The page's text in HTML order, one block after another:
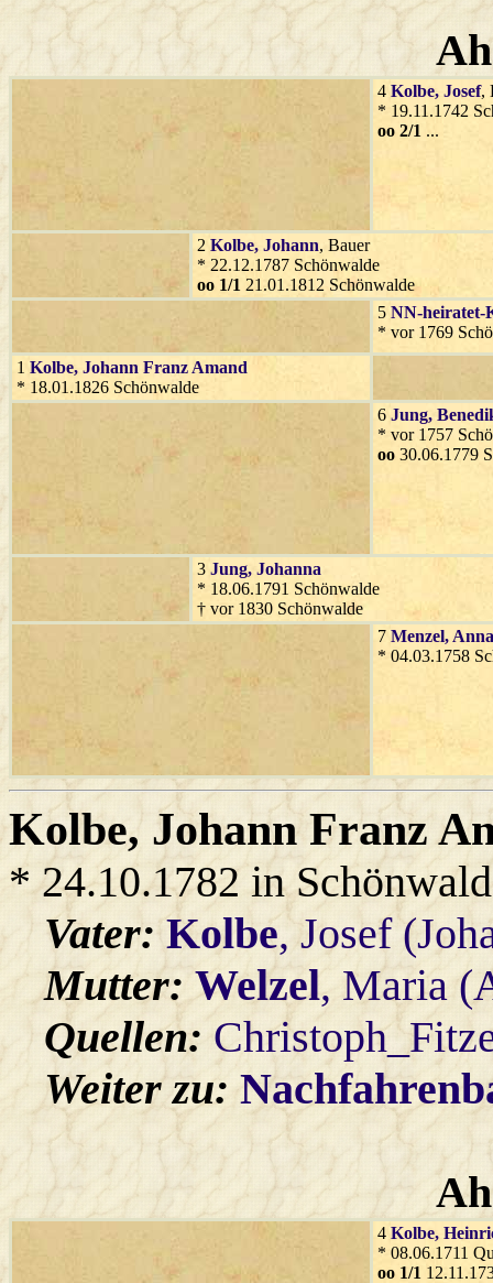
4 Kolbe, Josef,
* 19.11.1742
oo 2/1 ...
2 Kolbe, Johann, Bauer
* 22.12.1787 Schönwalde
oo 1/1 21.01.1812 Schönwalde
5 NN-heiratet-
* vor 1769
1 Kolbe, Johann Franz Amand
* 18.01.1826 Schönwalde
6 Jung,
* vor 1757
oo 30.06.1779
3 Jung, Johanna
* 18.06.1791 Schönwalde
† vor 1830 Schönwalde
7 Menzel,
* 04.03.1758
Kolbe, Johann Franz
* 24.10.1782 in
Vater:Kolbe, Josef
Mutter: Welzel, Maria
Quellen:
Weiter zu:
4 Kolbe,
* 08.06.1711
oo 1/1